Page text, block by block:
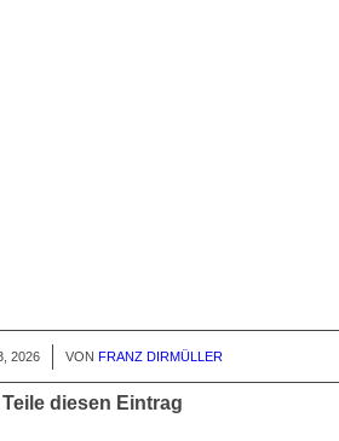
2026 VON FRANZ DIRMÜLLER
Teile diesen Eintrag